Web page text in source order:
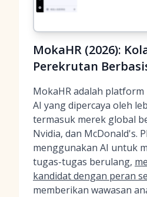
MokaHR (2026):
Perekrutan
MokaHR adalah
AI yang dipercaya oleh
termasuk merek global
Nvidia, dan McDonald's.
menggunakan AI untuk
tugas-tugas berulang,
kandidat dengan peran
memberikan wawasan